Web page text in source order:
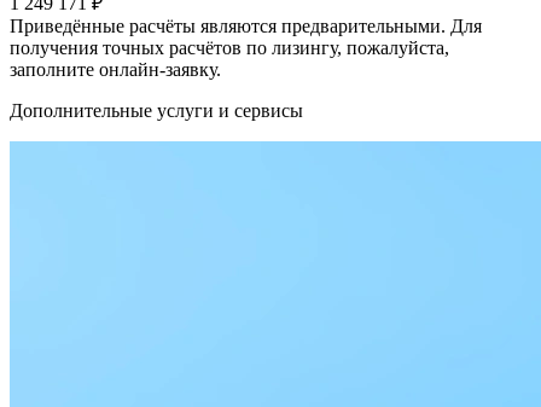
Приведённые расчёты являются предварительными. Для
получения точных расчётов по лизингу, пожалуйста,
заполните онлайн-заявку.
Дополнительные услуги и сервисы